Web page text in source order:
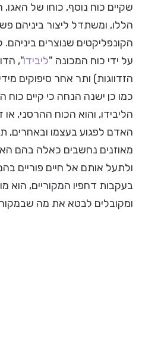
שקיים כוח נוסף, כוחו של האגו,
הללו, ומשתדל ליצור ביניהם
הקונפליקטים שנוצרים ביניהם.
על ידי כוח המכונה "ליבידו",
הזדווגות) ותר אחר סיפוקים
כמו כן ישנה הנחה כי קיים כוח
הליבידו, והוא הכוח ההרסני,
האדם לפגוע בעצמו ובאחרים,
מאוזנים נחשבים כאלה בהם
ולתעל אותם אל חיים פוריים
בעקבות דחפיו המקוריים, הוא
ומקובלים לבטא את מה שבמקור